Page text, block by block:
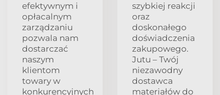
efektywnym i
opłacalnym
zarządzaniu
pozwala nam
dostarczać
naszym
klientom
towary w
konkurencyjnych
szybkiej reakcji
oraz
doskonałego
doświadczenia
zakupowego.
Jutu – Twój
niezawodny
dostawca
materiałów do